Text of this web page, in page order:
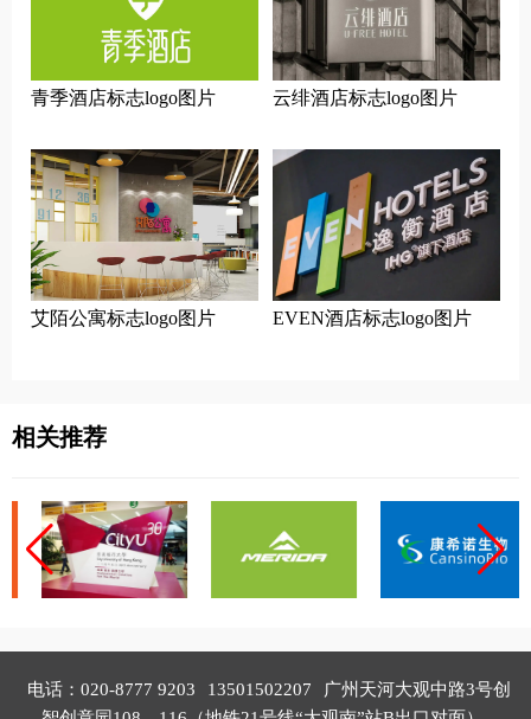
青季酒店标志logo图片 云绯酒店标志logo图片
艾陌公寓标志logo图片 EVEN酒店标志logo图片
相关推荐
电话：020-8777 9203 13501502207
广州天河大观中路3号创